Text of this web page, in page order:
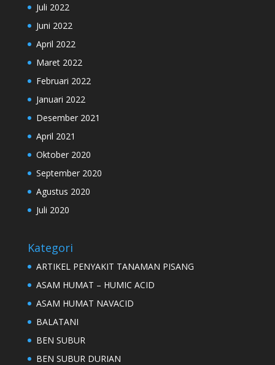
Juli 2022
Juni 2022
April 2022
Maret 2022
Februari 2022
Januari 2022
Desember 2021
April 2021
Oktober 2020
September 2020
Agustus 2020
Juli 2020
Kategori
ARTIKEL PENYAKIT TANAMAN PISANG
ASAM HUMAT – HUMIC ACID
ASAM HUMAT NAVACID
BALATANI
BEN SUBUR
BEN SUBUR DURIAN